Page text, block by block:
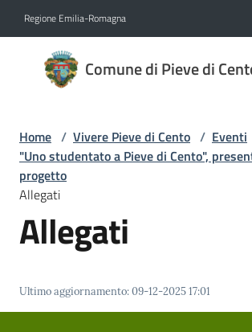
Regione Emilia-Romagna
Comune di Pieve di
Comune
di Pieve
Amministrazione
Novità
Home / Vivere Pieve di Cento / Eventi
"Uno studentato a Pieve di Cento",
progetto
Allegati
Allegati
Ultimo aggiornamento:09-12-2025 17:01